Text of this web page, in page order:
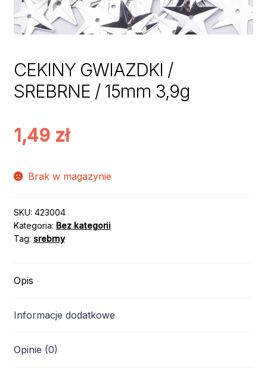
CEKINY GWIAZDKI /
SREBRNE / 15mm 3,9g
1,49 zł
Brak w magazynie
SKU: 423004
Kategoria: Bez kategorii
Tag: srebrny
Opis
Informacje dodatkowe
Opinie (0)